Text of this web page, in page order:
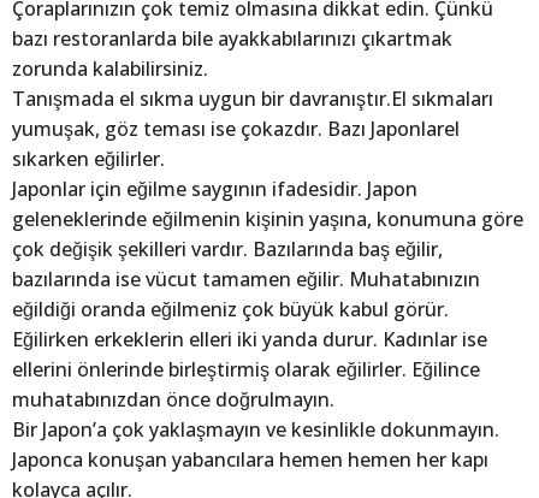
Çoraplarınızın çok temiz olmasına dikkat edin. Çünkü
bazı restoranlarda bile ayakkabılarınızı çıkartmak
zorunda kalabilirsiniz.
Tanışmada el sıkma uygun bir davranıştır.El sıkmaları
yumuşak, göz teması ise çokazdır. Bazı Japonlarel
sıkarken eğilirler.
Japonlar için eğilme saygının ifadesidir. Japon
geleneklerinde eğilmenin kişinin yaşına, konumuna göre
çok değişik şekilleri vardır. Bazılarında baş eğilir,
bazılarında ise vücut tamamen eğilir. Muhatabınızın
eğildiği oranda eğilmeniz çok büyük kabul görür.
Eğilirken erkeklerin elleri iki yanda durur. Kadınlar ise
ellerini önlerinde birleştirmiş olarak eğilirler. Eğilince
muhatabınızdan önce doğrulmayın.
Bir Japon’a çok yaklaşmayın ve kesinlikle dokunmayın.
Japonca konuşan yabancılara hemen hemen her kapı
kolayca açılır.